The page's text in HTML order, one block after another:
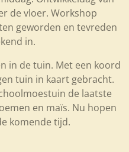
de vloer. Workshop
geworden en tevreden
in.
in de tuin. Met een koord
tuin in kaart gebracht.
de laatste
en maïs. Nu hopen
komende tijd.